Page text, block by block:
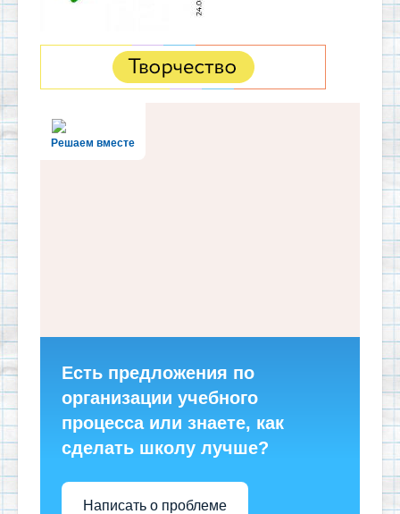
Решаем вместе
Есть предложения по
организации учебного
процесса или знаете, как
сделать школу лучше?
Написать о проблеме